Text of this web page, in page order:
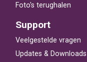
Foto's terughalen
Support
Veelgestelde vragen
Updates & Downloads